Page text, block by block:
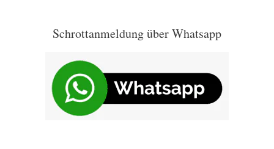
Schrottanmeldung über Whatsapp